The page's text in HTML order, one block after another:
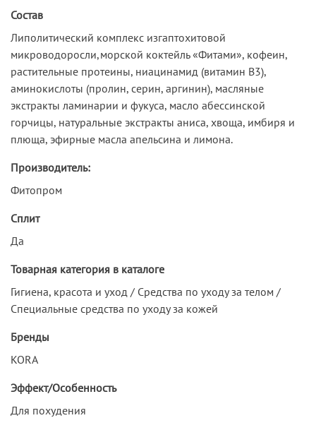
Состав
Липолитический комплекс изгаптохитовой
микроводоросли,морской коктейль «Фитами», кофеин,
растительные протеины, ниацинамид (витамин В3),
аминокислоты (пролин, серин, аргинин), масляные
экстракты ламинарии и фукуса, масло абессинской
горчицы, натуральные экстракты аниса, хвоща, имбиря и
плюща, эфирные масла апельсина и лимона.
Производитель:
Фитопром
Сплит
Да
Товарная категория в каталоге
Гигиена, красота и уход / Средства по уходу за телом /
Специальные средства по уходу за кожей
Бренды
KORA
Эффект/Особенность
Для похудения